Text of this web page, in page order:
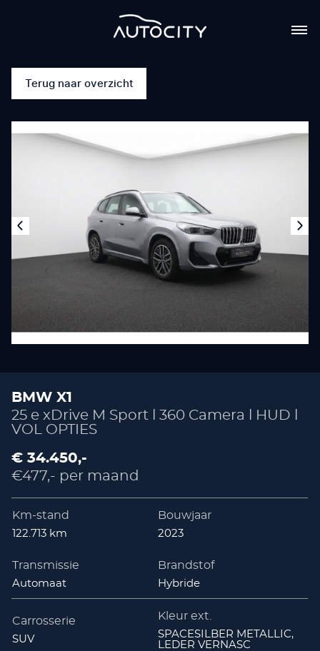
Terug naar overzicht
BMW X1
25 e xDrive M Sport l 360 Camera l HUD l
VOL OPTIES
€ 34.450,-
€477,- per maand
Km-stand
122.713 km
Bouwjaar
2023
Transmissie
Automaat
Brandstof
Hybride
Carrosserie
SUV
Kleur ext.
SPACESILBER METALLIC,
LEDER VERNASC